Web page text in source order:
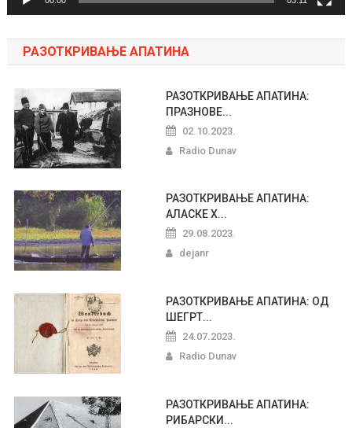
РАЗОТКРИВАЊЕ АПАТИНА
РАЗОТКРИВАЊЕ АПАТИНА:
ПРАЗНОВЕ...
02.10.2023.
Radio Dunav
РАЗОТКРИВАЊЕ АПАТИНА:
АЛАСКЕ Х...
29.08.2023.
dejanr
РАЗОТКРИВАЊЕ АПАТИНА: ОД
ШЕГРТ...
24.07.2023.
Radio Dunav
РАЗОТКРИВАЊЕ АПАТИНА:
РИБАРСКИ...